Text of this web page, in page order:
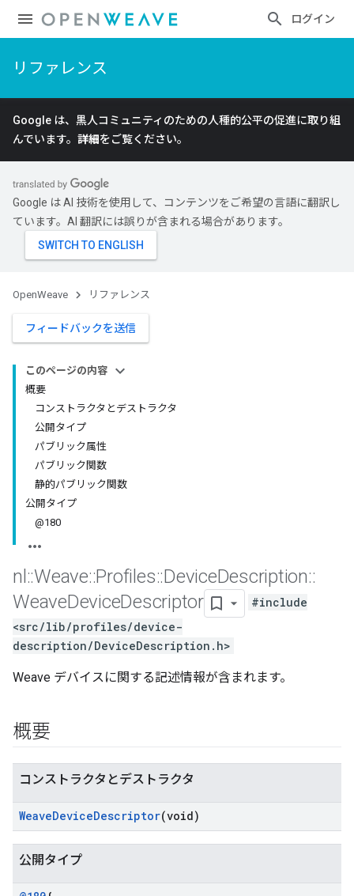
ログイン
リファレンス
Google は、黒人コミュニティのための人種的公平の促進に取り組
んでいます。 詳細をご覧ください。
Google は AI 技術を使用して、コンテンツをご希望の言語に翻訳し
ています。AI 翻訳には誤りが含まれる場合があります。
OpenWeave リファレンス
フィードバックを送信
このページの内容
概要
コンストラクタとデストラクタ
公開タイプ
パブリック属性
パブリック関数
静的パブリック関数
公開タイプ
@180
nl ::Weave::Profiles::DeviceDescription::
WeaveDeviceDescriptor
#include
<src/lib/profiles/device-
description/DeviceDescription.h>
Weave デバイスに関する記述情報が含まれます。
概要
コンストラクタとデストラクタ
WeaveDeviceDescriptor(void)
公開タイプ